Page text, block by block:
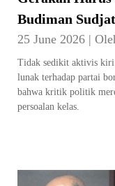
Budiman
25 June 2026 |
Tidak sedikit aktivis kiri
lunak terhadap partai
bahwa kritik politik
persoalan kelas.